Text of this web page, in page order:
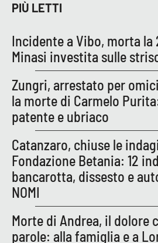
Reggio Calabria
Cosenza
Lamezia Terme
PROGETTI
SPECIALI
Buona Sanità Calabria
LACALABRIAVISIONE
PIÙ LETTI
Incidente a Vibo, morta la
Minasi investita sulle
Zungri, arrestato per
la morte di Carmelo
patente e ubriaco
Catanzaro, chiuse le
Fondazione Betania: 12
bancarotta, dissesto e
NOMI
Morte di Andrea, il dolore
parole: alla famiglia e a